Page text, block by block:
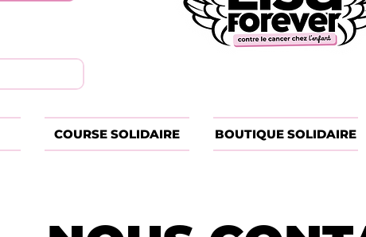
COURSE SOLIDAIRE BOUTIQUE SOLIDAIRE